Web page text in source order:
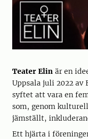
Teater Elin är en
Uppsala juli 2022
syftet att vara en
som, genom
jämställt,
Ett hjärta i